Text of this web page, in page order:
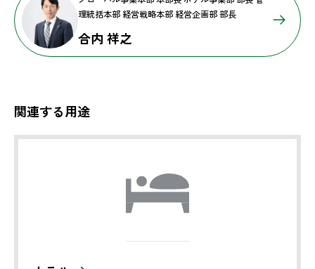
理統括本部 経営戦略本部 経営企画部 部長
合内 祥之
関連する用途